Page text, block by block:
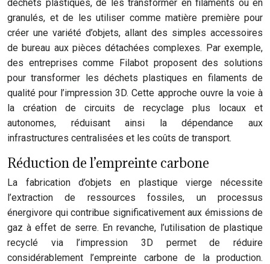
déchets plastiques, de les transformer en filaments ou en
granulés, et de les utiliser comme matière première pour
créer une variété d’objets, allant des simples accessoires
de bureau aux pièces détachées complexes. Par exemple,
des entreprises comme Filabot proposent des solutions
pour transformer les déchets plastiques en filaments de
qualité pour l’impression 3D. Cette approche ouvre la voie à
la création de circuits de recyclage plus locaux et
autonomes, réduisant ainsi la dépendance aux
infrastructures centralisées et les coûts de transport.
Réduction de l’empreinte carbone
La fabrication d’objets en plastique vierge nécessite
l’extraction de ressources fossiles, un processus
énergivore qui contribue significativement aux émissions de
gaz à effet de serre. En revanche, l’utilisation de plastique
recyclé via l’impression 3D permet de réduire
considérablement l’empreinte carbone de la production.